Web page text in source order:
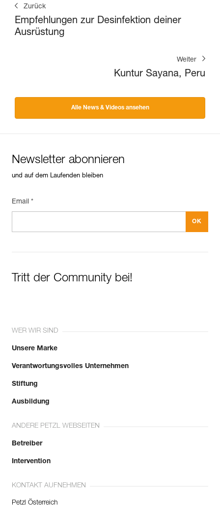
Zurück
Empfehlungen zur Desinfektion deiner
Ausrüstung
Weiter
Kuntur Sayana, Peru
Alle News & Videos ansehen
Newsletter abonnieren
und auf dem Laufenden bleiben
Email *
Tritt der Community bei!
WER WIR SIND
Unsere Marke
Verantwortungsvolles Unternehmen
Stiftung
Ausbildung
ANDERE PETZL WEBSEITEN
Betreiber
Intervention
KONTAKT AUFNEHMEN
Petzl Österreich